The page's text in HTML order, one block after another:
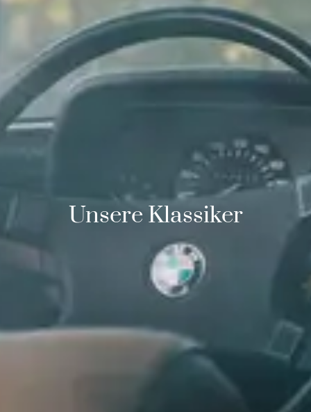
Unsere Klassiker